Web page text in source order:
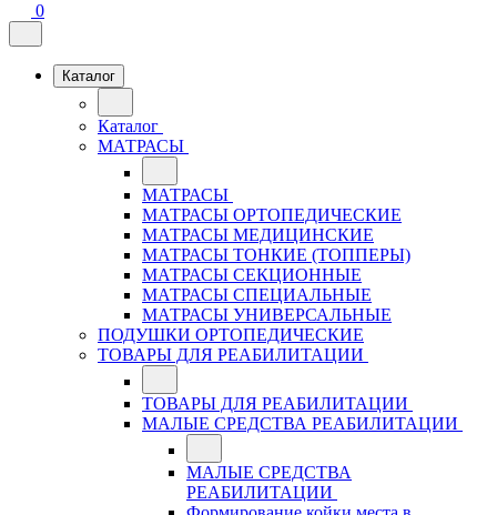
0
Каталог
Каталог
МАТРАСЫ
МАТРАСЫ
МАТРАСЫ ОРТОПЕДИЧЕСКИЕ
МАТРАСЫ МЕДИЦИНСКИЕ
МАТРАСЫ ТОНКИЕ (ТОППЕРЫ)
МАТРАСЫ СЕКЦИОННЫЕ
МАТРАСЫ СПЕЦИАЛЬНЫЕ
МАТРАСЫ УНИВЕРСАЛЬНЫЕ
ПОДУШКИ ОРТОПЕДИЧЕСКИЕ
ТОВАРЫ ДЛЯ РЕАБИЛИТАЦИИ
ТОВАРЫ ДЛЯ РЕАБИЛИТАЦИИ
МАЛЫЕ СРЕДСТВА РЕАБИЛИТАЦИИ
МАЛЫЕ СРЕДСТВА
РЕАБИЛИТАЦИИ